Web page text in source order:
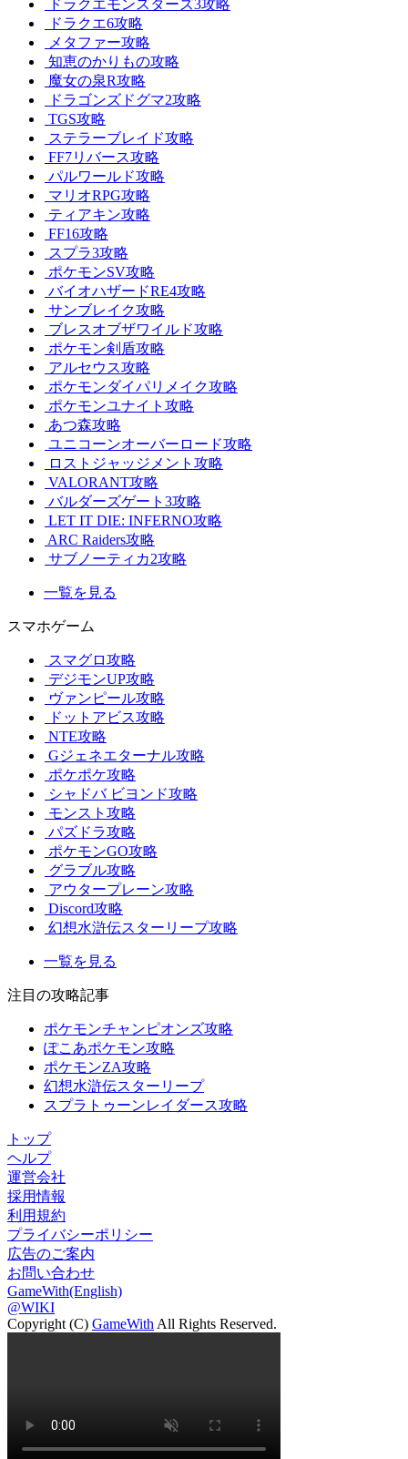
ドラクエモンスターズ3攻略
ドラクエ6攻略
メタファー攻略
知恵のかりもの攻略
魔女の泉R攻略
ドラゴンズドグマ2攻略
TGS攻略
ステラーブレイド攻略
FF7リバース攻略
パルワールド攻略
マリオRPG攻略
ティアキン攻略
FF16攻略
スプラ3攻略
ポケモンSV攻略
バイオハザードRE4攻略
サンブレイク攻略
ブレスオブザワイルド攻略
ポケモン剣盾攻略
アルセウス攻略
ポケモンダイパリメイク攻略
ポケモンユナイト攻略
あつ森攻略
ユニコーンオーバーロード攻略
ロストジャッジメント攻略
VALORANT攻略
バルダーズゲート3攻略
LET IT DIE: INFERNO攻略
ARC Raiders攻略
サブノーティカ2攻略
一覧を見る
スマホゲーム
スマグロ攻略
デジモンUP攻略
ヴァンピール攻略
ドットアビス攻略
NTE攻略
Gジェネエターナル攻略
ポケポケ攻略
シャドバ ビヨンド攻略
モンスト攻略
パズドラ攻略
ポケモンGO攻略
グラブル攻略
アウタープレーン攻略
Discord攻略
幻想水滸伝スターリープ攻略
一覧を見る
注目の攻略記事
ポケモンチャンピオンズ攻略
ぽこあポケモン攻略
ポケモンZA攻略
幻想水滸伝スターリープ
スプラトゥーンレイダース攻略
トップ
ヘルプ
運営会社
採用情報
利用規約
プライバシーポリシー
広告のご案内
お問い合わせ
GameWith(English)
@WIKI
Copyright (C) GameWith All Rights Reserved.